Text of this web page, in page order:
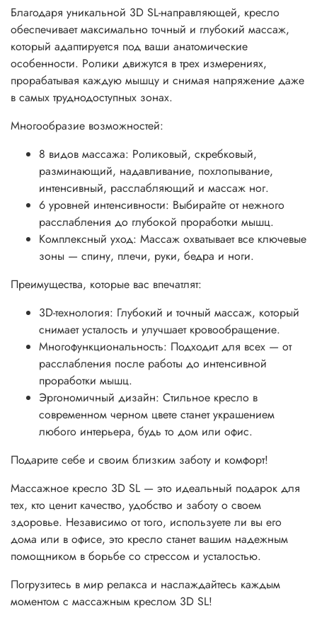
Благодаря уникальной 3D SL-направляющей, кресло
обеспечивает максимально точный и глубокий массаж,
который адаптируется под ваши анатомические
особенности. Ролики движутся в трех измерениях,
прорабатывая каждую мышцу и снимая напряжение даже
в самых труднодоступных зонах.
Многообразие возможностей:
8 видов массажа: Роликовый, скребковый,
разминающий, надавливание, похлопывание,
интенсивный, расслабляющий и массаж ног.
6 уровней интенсивности: Выбирайте от нежного
расслабления до глубокой проработки мышц.
Комплексный уход: Массаж охватывает все ключевые
зоны — спину, плечи, руки, бедра и ноги.
Преимущества, которые вас впечатлят:
3D-технология: Глубокий и точный массаж, который
снимает усталость и улучшает кровообращение.
Многофункциональность: Подходит для всех — от
расслабления после работы до интенсивной
проработки мышц.
Эргономичный дизайн: Стильное кресло в
современном черном цвете станет украшением
любого интерьера, будь то дом или офис.
Подарите себе и своим близким заботу и комфорт!
Массажное кресло 3D SL — это идеальный подарок для
тех, кто ценит качество, удобство и заботу о своем
здоровье. Независимо от того, используете ли вы его
дома или в офисе, это кресло станет вашим надежным
помощником в борьбе со стрессом и усталостью.
Погрузитесь в мир релакса и наслаждайтесь каждым
моментом с массажным креслом 3D SL!